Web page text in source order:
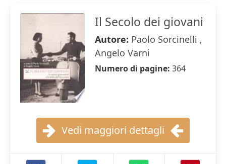
Il Secolo dei giovani
Autore: Paolo Sorcinelli ,
Angelo Varni
Numero di pagine: 364
Vedi maggiori dettagli